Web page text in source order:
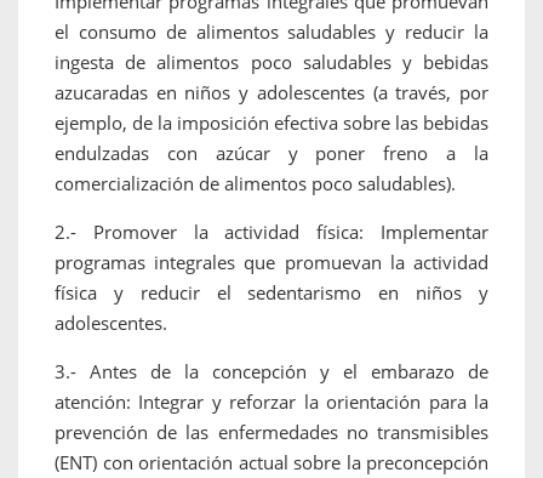
el consumo de alimentos saludables y reducir la
ingesta de alimentos poco saludables y bebidas
azucaradas en niños y adolescentes (a través, por
ejemplo, de la imposición efectiva sobre las bebidas
endulzadas con azúcar y poner freno a la
comercialización de alimentos poco saludables).
2.- Promover la actividad física: Implementar
programas integrales que promuevan la actividad
física y reducir el sedentarismo en niños y
adolescentes.
3.- Antes de la concepción y el embarazo de
atención: Integrar y reforzar la orientación para la
prevención de las enfermedades no transmisibles
(ENT) con orientación actual sobre la preconcepción